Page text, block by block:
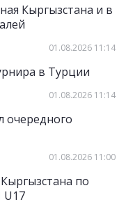
Кыргызстана и в
01.08.2026 11:14
в Турции
01.08.2026 11:14
очередного
01.08.2026 11:00
по
U17